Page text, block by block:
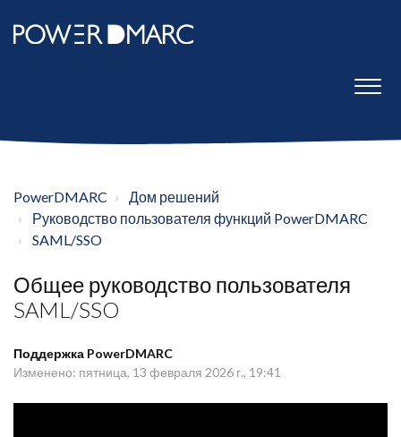
PowerDMARC
Дом решений
Руководство пользователя функций PowerDMARC
SAML/SSO
Общее руководство пользователя
SAML/SSO
Поддержка PowerDMARC
Изменено: пятница, 13 февраля 2026 г., 19:41